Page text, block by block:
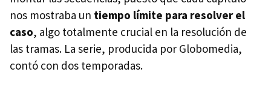
nos mostraba un tiempo límite para resolver el
caso, algo totalmente crucial en la resolución de
las tramas. La serie, producida por Globomedia,
contó con dos temporadas.